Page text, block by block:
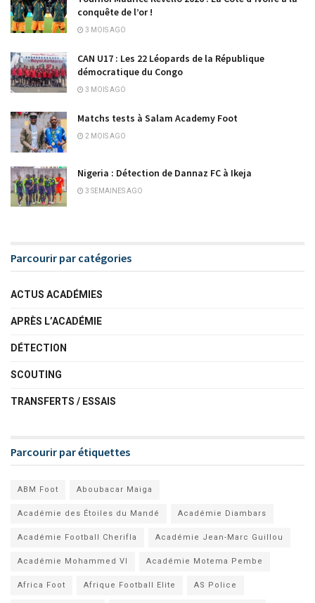
conquête de l’or !
3 MOIS AGO
CAN U17 : Les 22 Léopards de la République
démocratique du Congo
3 MOIS AGO
Matchs tests à Salam Academy Foot
2 MOIS AGO
Nigeria : Détection de Dannaz FC à Ikeja
3 SEMAINES AGO
Parcourir par catégories
ACTUS ACADÉMIES
APRÈS L’ACADÉMIE
DÉTECTION
SCOUTING
TRANSFERTS / ESSAIS
Parcourir par étiquettes
ABM Foot Aboubacar Maiga
Académie des Étoiles du Mandé Académie Diambars
Académie Football Cherifla Académie Jean-Marc Guillou
Académie Mohammed VI Académie Motema Pembe
Africa Foot Afrique Football Elite AS Police